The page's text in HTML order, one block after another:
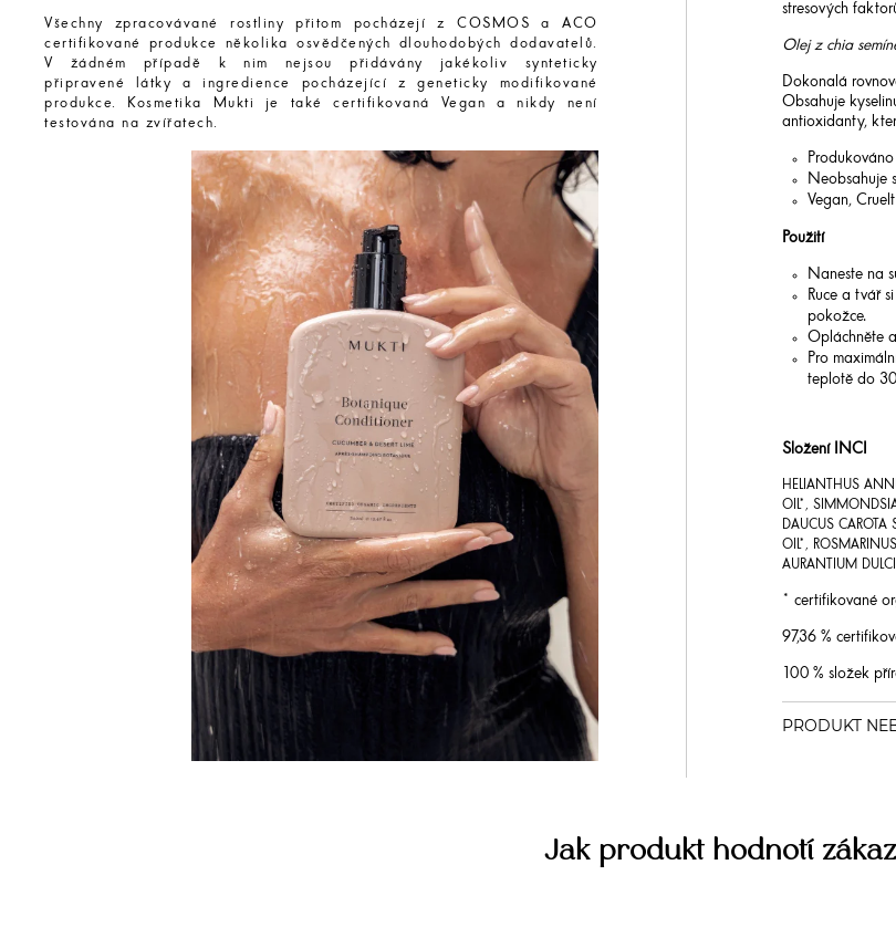
Všechny zpracovávané rostliny přitom pocházejí z COSMOS a ACO
certifikované produkce několika osvědčených dlouhodobých dodavatelů.
V žádném případě k nim nejsou přidávány jakékoliv synteticky
připravené látky a ingredience pocházející z geneticky modifikované
produkce. Kosmetika Mukti je také certifikovaná Vegan a nikdy není
testována na zvířatech.
stresových
Olej z chia
Dokonalá
Obsahuje
antioxidanty,
Neobsahuje
Vegan,
Použití
Naneste na
Ruce a tvář
pokožce.
Opláchněte
Pro
teplotě do
Složení INCI
HELIANTHUS
OIL*,
DAUCUS CAROTA
OIL*,
AURANTIUM
* certifikované
97,36 %
100 % složek
Jak produkt hodnotí